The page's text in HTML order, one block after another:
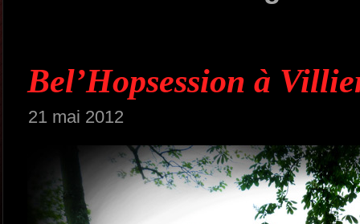
Bel’Hopsession à
21 mai 2012